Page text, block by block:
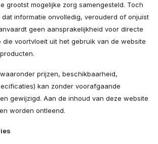
grootst mogelijke zorg samengesteld. Toch
informatie onvolledig, verouderd of onjuist
geen aansprakelijkheid voor directe
voortvloeit uit het gebruik van de website
prijzen, beschikbaarheid,
kan zonder voorafgaande
gewijzigd. Aan de inhoud van deze website
worden ontleend.